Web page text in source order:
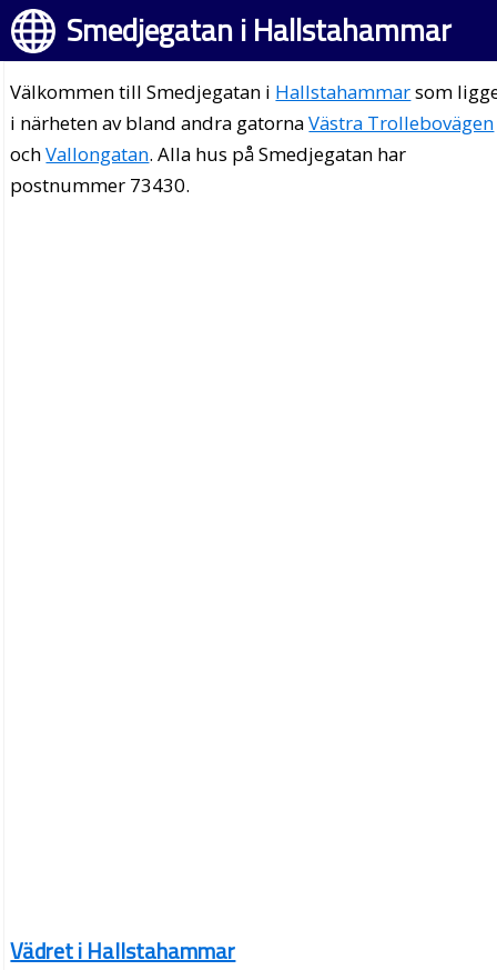
Smedjegatan i Hallstahammar
Välkommen till Smedjegatan i Hallstahammarsom
i närheten av bland andra gatornaVästra Trollebovägen
ochVallongatan. Alla hus på Smedjegatan har
postnummer 73430.
Vädret i Hallstahammar